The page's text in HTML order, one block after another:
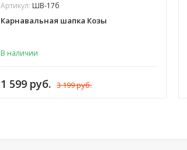
Артикул: ШВ-17б
Карнавальная шапка Козы
В наличии
1 599 руб. 3 199 руб.